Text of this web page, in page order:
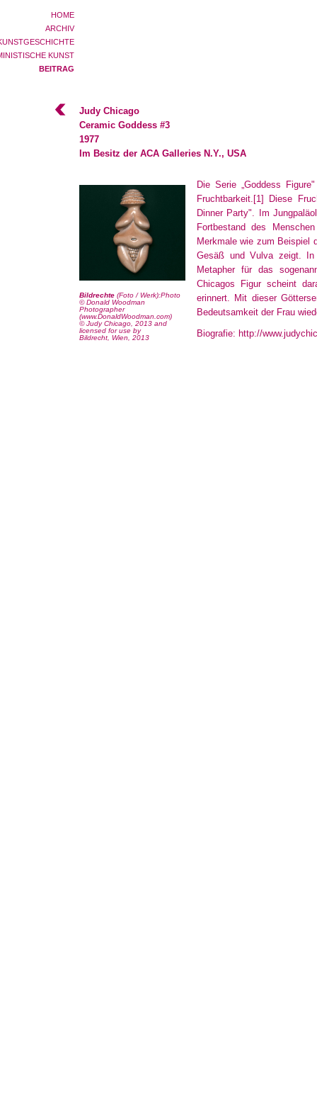
HOME
ARCHIV
KUNST
BEITRAG
Judy Chicago
Ceramic Goddess #3
1977
Im Besitz der ACA Galleries N.Y., USA
Bildrechte (Foto / Werk):Photo
© Donald Woodman
Photographer
(www.DonaldWoodman.com)
© Judy Chicago, 2013 and
licensed for use by
Bildrecht, Wien, 2013
Die Serie „Goddess
Fruchtbarkeit. [1]
Diese
Dinner Party". Im
Fortbestand des
Merkmale wie zum Beispiel
Gesäß und Vulva zeigt. In
Metapher für das
Chicagos Figur scheint
erinnert. Mit dieser
Bedeutsamkeit der Frau
Biografie: http://